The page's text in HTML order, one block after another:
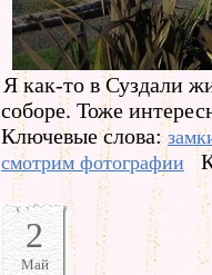
Я как-то в Суздали
соборе. Тоже
Ключевые слова:
смотрим фотографии
2
Май